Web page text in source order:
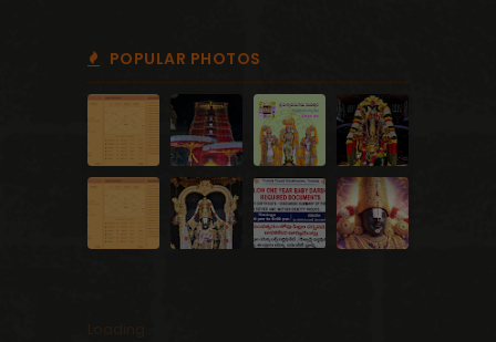
POPULAR PHOTOS
Loading...